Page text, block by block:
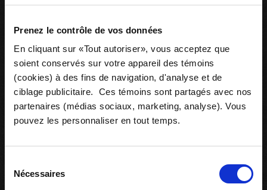
Prenez le contrôle de vos données
En cliquant sur «Tout autoriser», vous acceptez que
soient conservés sur votre appareil des témoins
(cookies) à des fins de navigation, d'analyse et de
ciblage publicitaire. Ces témoins sont partagés avec nos
partenaires (médias sociaux, marketing, analyse). Vous
pouvez les personnaliser en tout temps.
Nécessaires